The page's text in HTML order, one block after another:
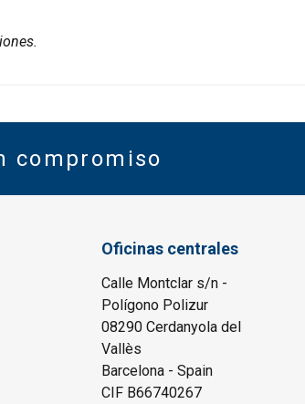
compromiso
Oficinas centrales
Calle Montclar s/n -
Polígono Polizur
08290 Cerdanyola del
Vallès
Barcelona - Spain
CIF B66740267